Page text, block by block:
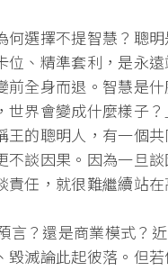
何選擇不提智慧？聰
位、精準套利，是永遠
前全身而退。智慧是
世界會變成什麼樣子
的聰明人， 有一個
不談因果。因為一旦談
責任，就很難繼續站在
言？還是商業模式？
毀滅論此起彼落。但